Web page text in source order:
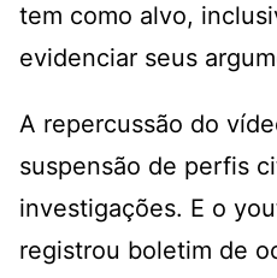
tem como alvo,
evidenciar seus
A repercussão do
suspensão de perfis
investigações. E o
registrou boletim de